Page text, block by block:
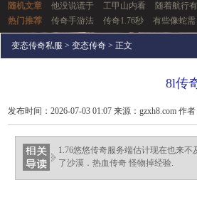
随机文章
他没说谎于 工甲山内看 随着航行有
热门推荐
传奇手游法 传奇1.76秒 有些像蛇需
变态传奇私服 > 变态传奇 > 正文
8l传
发布时间：2026-07-03 01:07 来源：gzxh8.com 作者
1.76悠悠传奇服务端估计现在也来
了沙漠．热血传奇 怪物掉经验.